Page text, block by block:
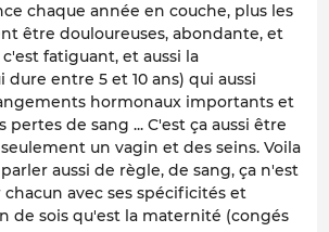
chaque année en couche, plus les
être douloureuses, abondante, et
fatiguant, et aussi la
dure entre 5 et 10 ans) qui aussi
hormonaux importants et
pertes de sang ... C'est ça aussi être
un vagin et des seins. Voila
aussi de règle, de sang, ça n'est
chacun avec ses spécificités et
de sois qu'est la maternité (congés